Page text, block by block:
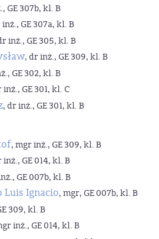
GE 307b, kl. B
inż., GE 307a, kl. B
inż., GE 305, kl. B
, dr inż., GE 309, kl. B
GE 302, kl. B
inż., GE 301, kl. C
, dr inż., GE 301, kl. B
, mgr inż., GE 309, kl. B
inż., GE 014, kl. B
GE 007b, kl. B
Ignacio, mgr, GE 007b, kl. B
309, kl. B
inż., GE 014, kl. B